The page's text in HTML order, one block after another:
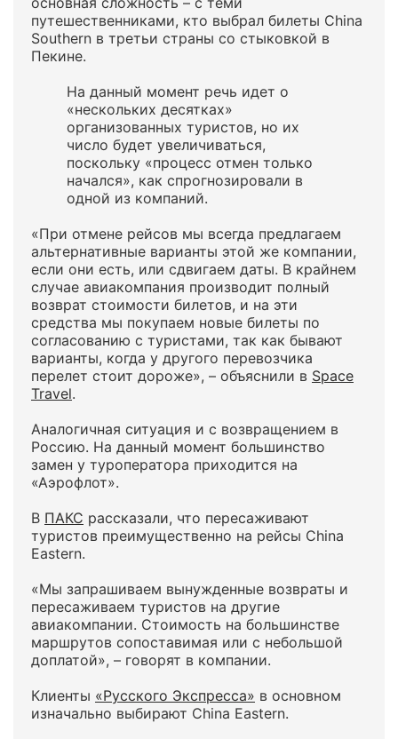
путешественниками, кто выбрал билеты China
Southern в третьи страны со стыковкой в
Пекине.
На данный момент речь идет о
«нескольких десятках»
организованных туристов, но их
число будет увеличиваться,
поскольку «процесс отмен только
начался», как спрогнозировали в
одной из компаний.
«При отмене рейсов мы всегда предлагаем
альтернативные варианты этой же компании,
если они есть, или сдвигаем даты. В крайнем
случае авиакомпания производит полный
возврат стоимости билетов, и на эти
средства мы покупаем новые билеты по
согласованию с туристами, так как бывают
варианты, когда у другого перевозчика
перелет стоит дороже», – объяснили в Space
Travel.
Аналогичная ситуация и с возвращением в
Россию. На данный момент большинство
замен у туроператора приходится на
«Аэрофлот».
В ПАКС рассказали, что пересаживают
туристов преимущественно на рейсы China
Eastern.
«Мы запрашиваем вынужденные возвраты и
пересаживаем туристов на другие
авиакомпании. Стоимость на большинстве
маршрутов сопоставимая или с небольшой
доплатой», – говорят в компании.
Клиенты «Русского Экспресса» в основном
изначально выбирают China Eastern.